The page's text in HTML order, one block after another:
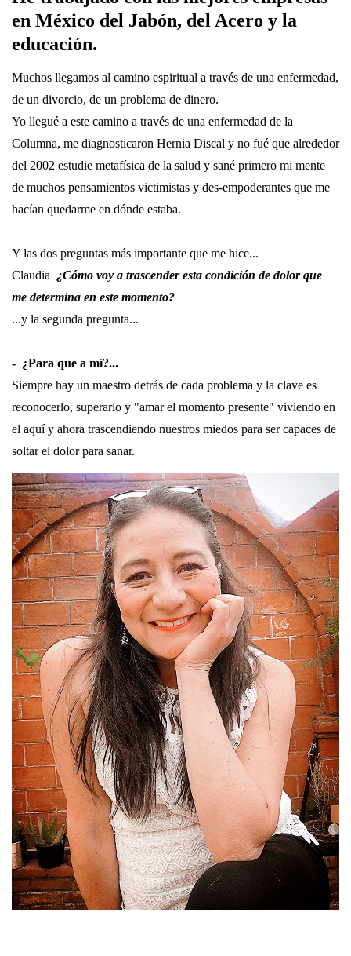
en México del Jabón, del Acero y la
educación.
Muchos llegamos al camino espiritual a través de una enfermedad,
de un divorcio, de un problema de dinero.
Yo llegué a este camino a través de una enfermedad de la
Columna, me diagnosticaron Hernia Discal y no fué que alrededor
del 2002 estudie metafísica de la salud y sané primero mi mente
de muchos pensamientos victimistas y des-empoderantes que me
hacían quedarme en dónde estaba.
Y las dos preguntas más importante que me hice...
Claudia ¿Cómo voy a trascender esta condición de dolor que
me determina en este momento?
...y la segunda pregunta...
- ¿Para que a mí?...
Siempre hay un maestro detrás de cada problema y la clave es
reconocerlo, superarlo y "amar el momento presente" viviendo en
el aquí y ahora trascendiendo nuestros miedos para ser capaces de
soltar el dolor para sanar.